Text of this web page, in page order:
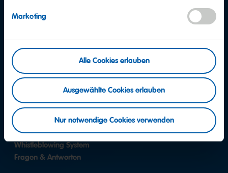
Marketing
Alle Cookies erlauben
Ausgewählte Cookies erlauben
Nur notwendige Cookies verwenden
Facebook Instagram YouTube
LinkedIn
Whistleblowing System
Fragen & Antworten